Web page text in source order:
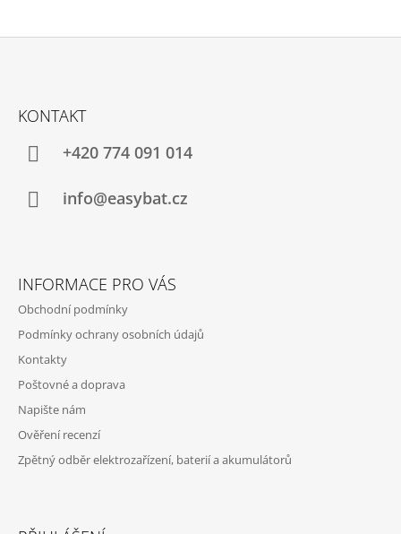
KONTAKT
+420 774 091 014
info@easybat.cz
INFORMACE PRO VÁS
Obchodní podmínky
Podmínky ochrany osobních údajů
Kontakty
Poštovné a doprava
Napište nám
Ověření recenzí
Zpětný odběr elektrozařízení, baterií a akumulátorů